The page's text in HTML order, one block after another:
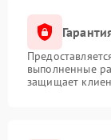
выполненные
защищает